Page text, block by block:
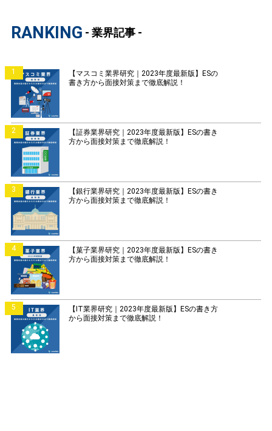
RANKING - 業界記事 -
1
【マスコミ業界研究｜2023年度最新版】ESの
書き方から面接対策まで徹底解説！
2
【証券業界研究｜2023年度最新版】ESの書き
方から面接対策まで徹底解説！
3
【銀行業界研究｜2023年度最新版】ESの書き
方から面接対策まで徹底解説！
4
【菓子業界研究｜2023年度最新版】ESの書き
方から面接対策まで徹底解説！
5
【IT業界研究｜2023年度最新版】ESの書き方
から面接対策まで徹底解説！